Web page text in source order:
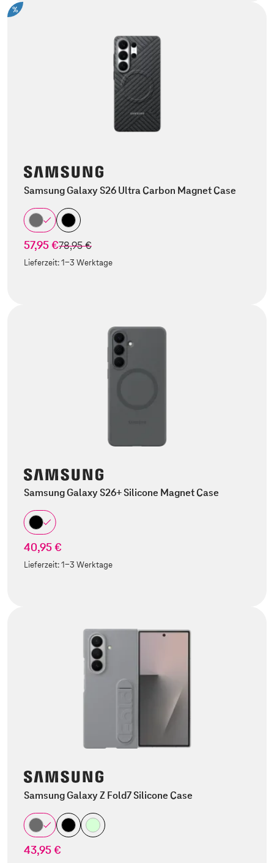
%
Samsung Galaxy S26 Ultra Carbon Magnet Case
57,95 €statt
78,95 €
Lieferzeit:1-3 Werktage
Samsung Galaxy S26+ Silicone Magnet Case
40,95 €
Lieferzeit:1-3 Werktage
Samsung Galaxy Z Fold7 Silicone Case
43,95 €